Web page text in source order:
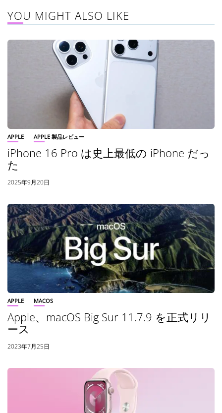
YOU MIGHT ALSO LIKE
APPLE APPLE 製品レビュー
iPhone 16 Pro は史上最低の iPhone だっ
た
2025年9月20日
APPLE MACOS
Apple、macOS Big Sur 11.7.9 を正式リリ
ース
2023年7月25日